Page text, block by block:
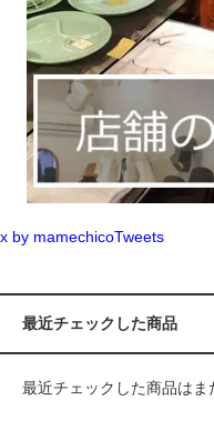
x by mamechicoTweets
最近チェックした商品
最近チェックした商品はま